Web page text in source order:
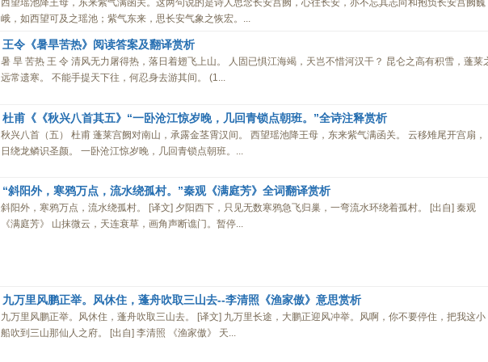
西望瑶池降王母，东来紫气满函关。这两句说的是诗人思念长安宫阙，心往长安，亦不忘其志向和抱负长安宫阙巍
峨，如西望可及之瑶池；紫气东来，思长安气象之恢宏。...
王令《暑旱苦热》阅读答案及翻译赏析
暑 旱 苦热 王 令 清风无力屠得热，落日着翅飞上山。 人固已惧江海竭，天岂不惜河汉干？ 昆仑之高有积雪，蓬莱
远常遗寒。 不能手提天下往，何忍身去游其间。 (1...
杜甫《《秋兴八首其五》“一卧沧江惊岁晚，几回青锁点朝班。”全诗注释赏析
秋兴八首（五） 杜甫 蓬莱宫阙对南山，承露金茎霄汉间。 西望瑶池降王母，东来紫气满函关。 云移雉尾开宫扇，
日绕龙鳞识圣颜。 一卧沧江惊岁晚，几回青锁点朝班。...
“斜阳外，寒鸦万点，流水绕孤村。”秦观《满庭芳》全词翻译赏析
斜阳外，寒鸦万点，流水绕孤村。 [译文] 夕阳西下，只见无数寒鸦急飞归巢，一弯流水环绕着孤村。 [出自] 秦观
《满庭芳》 山抹微云，天连衰草，画角声断谯门。暂停...
九万里风鹏正举。风休住，蓬舟吹取三山去--李清照《渔家傲》意思赏析
九万里风鹏正举。风休住，蓬舟吹取三山去。 [译文] 九万里长途，大鹏正迎风冲举。风啊，你不要停住，把我这小
船吹到三山那仙人之府。 [出自] 李清照 《渔家傲》 天...